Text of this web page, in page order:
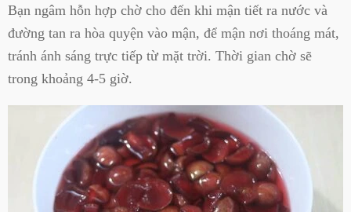
Bạn ngâm hỗn hợp chờ cho đến khi mận tiết ra nước và
đường tan ra hòa quyện vào mận, để mận nơi thoáng mát,
tránh ánh sáng trực tiếp từ mặt trời. Thời gian chờ sẽ
trong khoảng 4-5 giờ.